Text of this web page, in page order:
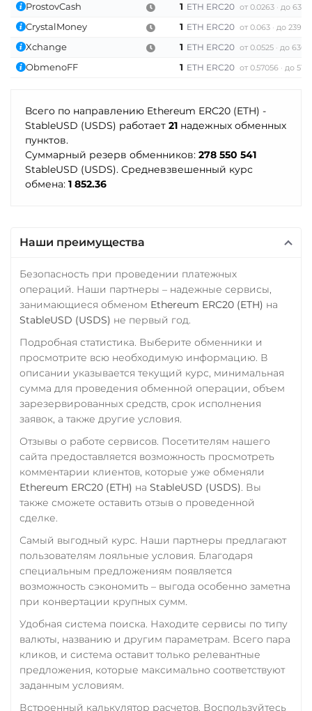
Verge (XVG)
Wrapped Bitcoin (WBTC)
ERC20 AVAXC
Wrapped Ethereum
ERC20 AVAXC
QR RUB
Фридом Банк KZT
ProstovCash 1 ETH ERC20 от 0.0263 до 63
CrystalMoney 1 ETH ERC20 от 0.063 до 239
Xchange 1 ETH ERC20 от 0.0525 до 636
ObmenoFF 1 ETH ERC20 от 0.57056 до
Всего по направлению Ethereum ERC20 (ETH) -
StableUSD (USDS) работает 21 надежных обменных
пунктов.
Суммарный резерв обменников: 278 550 541
StableUSD (USDS). Средневзвешенный курс
обмена: 1 852.36
Наши преимущества
Безопасность при проведении платежных
операций. Наши партнеры – надежные сервисы,
занимающиеся обменом Ethereum ERC20 (ETH) на
StableUSD (USDS) не первый год.
Подробная статистика. Выберите обменники и
просмотрите всю необходимую информацию. В
описании указывается текущий курс, минимальная
сумма для проведения обменной операции, объем
зарезервированных средств, срок исполнения
заявок, а также другие условия.
Отзывы о работе сервисов. Посетителям нашего
сайта предоставляется возможность просмотреть
комментарии клиентов, которые уже обменяли
Ethereum ERC20 (ETH) на StableUSD (USDS). Вы
также сможете оставить отзыв о проведенной
сделке.
Самый выгодный курс. Наши партнеры предлагают
пользователям лояльные условия. Благодаря
специальным предложениям появляется
возможность сэкономить – выгода особенно заметна
при конвертации крупных сумм.
Удобная система поиска. Находите сервисы по типу
валюты, названию и другим параметрам. Всего пара
кликов, и система оставит только релевантные
предложения, которые максимально соответствуют
заданным условиям.
Встроенный калькулятор расчетов. Воспользуйтесь